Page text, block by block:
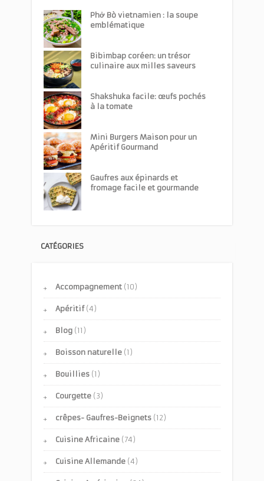
Phở Bò vietnamien : la soupe
emblématique
Bibimbap coréen: un trésor
culinaire aux milles saveurs
Shakshuka facile: œufs pochés
à la tomate
Mini Burgers Maison pour un
Apéritif Gourmand
Gaufres aux épinards et
fromage facile et gourmande
CATÉGORIES
Accompagnement (10)
Apéritif(4)
Blog (11)
Boisson naturelle (1)
Bouillies (1)
Courgette (3)
crêpes- Gaufres-Beignets (12)
Cuisine Africaine (74)
Cuisine Allemande (4)